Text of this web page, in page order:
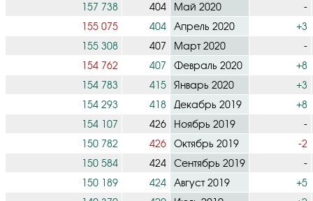
157 738
404 Май 2020
-
155 075
404 Апрель 2020
+3
155 308
407 Март 2020
-
154 762
407 Февраль 2020
+8
154 783
415 Январь 2020
+3
154 293
418 Декабрь 2019
+8
154 107
426 Ноябрь 2019
-
150 782
426 Октябрь 2019
-2
150 584
424 Сентябрь 2019
-
150 189
424 Август 2019
+5